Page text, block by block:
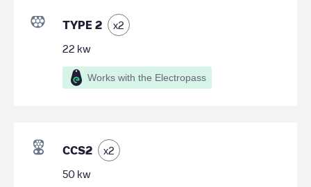
TYPE 2 x2
22 kw
Works with the Electropass
CCS2 x2
50 kw